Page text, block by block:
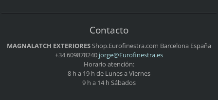
Contacto
MAGNALATCH EXTERIORESShop.Eurofinestra.com Barcelona España
+34 609878240 jorge@Eurofinestra.es
Horario atención:
8 h a 19 h de Lunes a Viernes
9 h a 14 h Sábados